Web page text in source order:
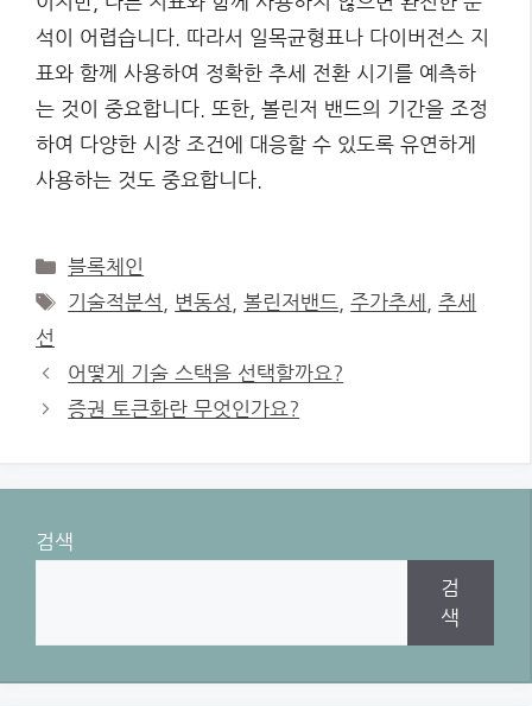
석이 어렵습니다. 따라서 일목균형표나 다이버전스 지
표와 함께 사용하여 정확한 추세 전환 시기를 예측하
는 것이 중요합니다. 또한, 볼린저 밴드의 기간을 조정
하여 다양한 시장 조건에 대응할 수 있도록 유연하게
사용하는 것도 중요합니다.
Categories
블록체인
Tags
기술적분석 변동성 ,볼린저밴드 ,주가추세 ,추세
선
어떻게 기술 스택을 선택할까요?
증권 토큰화란 무엇인가요?
검색
검
색